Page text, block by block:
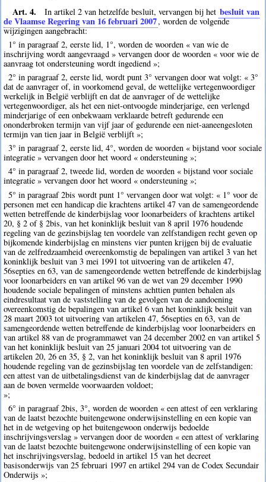
Art. 4. In artikel 2 van hetzelfde besluit, vervangen bij het besluit van
de Vlaamse Regering van 16 februari 2007, worden de volgende
wijzigingen aangebracht:
1° in paragraaf 2, eerste lid, 1°, worden de woorden « van wie de
inschrijving wordt aangevraagd » vervangen door de woorden « voor wie de
aanvraag tot ondersteuning wordt ingediend »;
2° in paragraaf 2, eerste lid, wordt punt 3° vervangen door wat volgt: « 3°
dat de aanvrager of, in voorkomend geval, de wettelijke vertegenwoordiger
werkelijk in België verblijft en dat de aanvrager of de wettelijke
vertegenwoordiger, als het een niet-ontvoogde minderjarige, een verlengd
minderjarige of een onbekwaam verklaarde betreft gedurende een
ononderbroken termijn van vijf jaar of gedurende een niet-aaneengesloten
termijn van tien jaar in België verblijft »;
3° in paragraaf 2, eerste lid, 4°, worden de woorden « bijstand voor sociale
integratie » vervangen door het woord « ondersteuning »;
4° in paragraaf 2, tweede lid, worden de woorden « bijstand voor sociale
integratie » vervangen door het woord « ondersteuning »;
5° in paragraaf 2bis wordt punt 1° vervangen door wat volgt: « 1° voor de
personen met een handicap die krachtens artikel 47 van de samengeordende
wetten betreffende de kinderbijslag voor loonarbeiders of krachtens artikel
20, § 2 of § 2bis, van het koninklijk besluit van 8 april 1976 houdende
regeling van de gezinsbijslag ten voordele van zelfstandigen recht geven op
bijkomende kinderbijslag en minstens vier punten krijgen bij de evaluatie
van de zelfredzaamheid overeenkomstig de bepalingen van artikel 3 van het
koninklijk besluit van 3 mei 1991 tot uitvoering van de artikelen 47,
56septies en 63, van de samengeordende wetten betreffende de kinderbijslag
voor loonarbeiders en van artikel 96 van de wet van 29 december 1990
houdende sociale bepalingen of minstens achttien punten behalen als
eindresultaat van de vaststelling van de gevolgen van de aandoening
overeenkomstig de bepalingen van artikel 6 van het koninklijk besluit van
28 maart 2003 tot uitvoering van artikelen 47, 56septies en 63, van de
samengeordende wetten betreffende de kinderbijslag voor loonarbeiders en
van artikel 88 van de programmawet van 24 december 2002 en van artikel 5
van het koninklijk besluit van 25 januari 2004 tot uitvoering van de
artikelen 20, 26 en 35, § 2, van het koninklijk besluit van 8 april 1976
houdende regeling van de gezinsbijslag ten voordele van de zelfstandigen:
een attest van de uitbetalingsdienst van de kinderbijslag dat de aanvrager
aan de boven vermelde voorwaarden voldoet;
»;
6° in paragraaf 2bis, 3°, worden de woorden « een attest of een verklaring
van de laatst bezochte buitengewone onderwijsinstelling en een kopie van
het in de wetgeving op het buitengewoon onderwijs bedoelde
inschrijvingsverslag » vervangen door de woorden « een attest of verklaring
van de laatst bezochte buitengewone onderwijsinstelling of een kopie van
het inschrijvingsverslag, bedoeld in artikel 15 van het decreet
basisonderwijs van 25 februari 1997 en artikel 294 van de Codex Secundair
Onderwijs »;